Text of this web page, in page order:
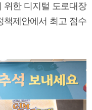
위한 디지털 도로대장
책제안에서 최고 점수